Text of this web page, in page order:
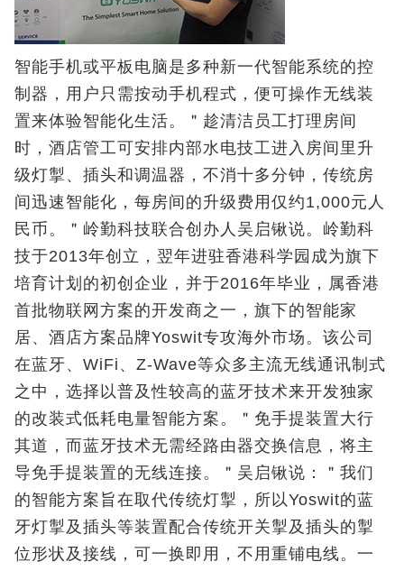
智能手机或平板电脑是多种新一代智能系统的控
制器，用户只需按动手机程式，便可操作无线装
置来体验智能化生活。＂趁清洁员工打理房间
时，酒店管工可安排内部水电技工进入房间里升
级灯掣、插头和调温器，不消十多分钟，传统房
间迅速智能化，每房间的升级费用仅约1,000元人
民币。＂岭勤科技联合创办人吴启锹说。岭勤科
技于2013年创立，翌年进驻香港科学园成为旗下
培育计划的初创企业，并于2016年毕业，属香港
首批物联网方案的开发商之一，旗下的智能家
居、酒店方案品牌Yoswit专攻海外市场。该公司
在蓝牙、WiFi、Z-Wave等众多主流无线通讯制式
之中，选择以普及性较高的蓝牙技术来开发独家
的改装式低耗电量智能方案。＂免手提装置大行
其道，而蓝牙技术无需经路由器交换信息，将主
导免手提装置的无线连接。＂吴启锹说：＂我们
的智能方案旨在取代传统灯掣，所以Yoswit的蓝
牙灯掣及插头等装置配合传统开关掣及插头的掣
位形状及接线，可一换即用，不用重铺电线。一